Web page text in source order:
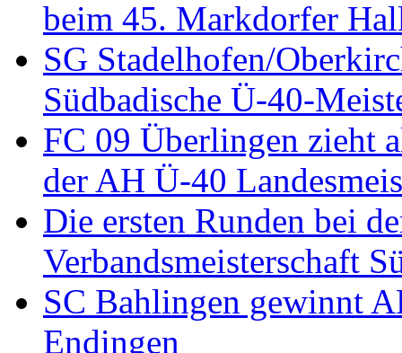
beim 45. Markdorfer
SG Stadelhofen/
Südbadische Ü-40-
FC 09 Überlingen zieht
der AH Ü-40
Die ersten Runden bei
Verbandsmeisterschaft
SC Bahlingen gewinnt
Endingen